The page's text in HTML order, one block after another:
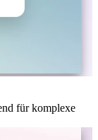
für komplexe